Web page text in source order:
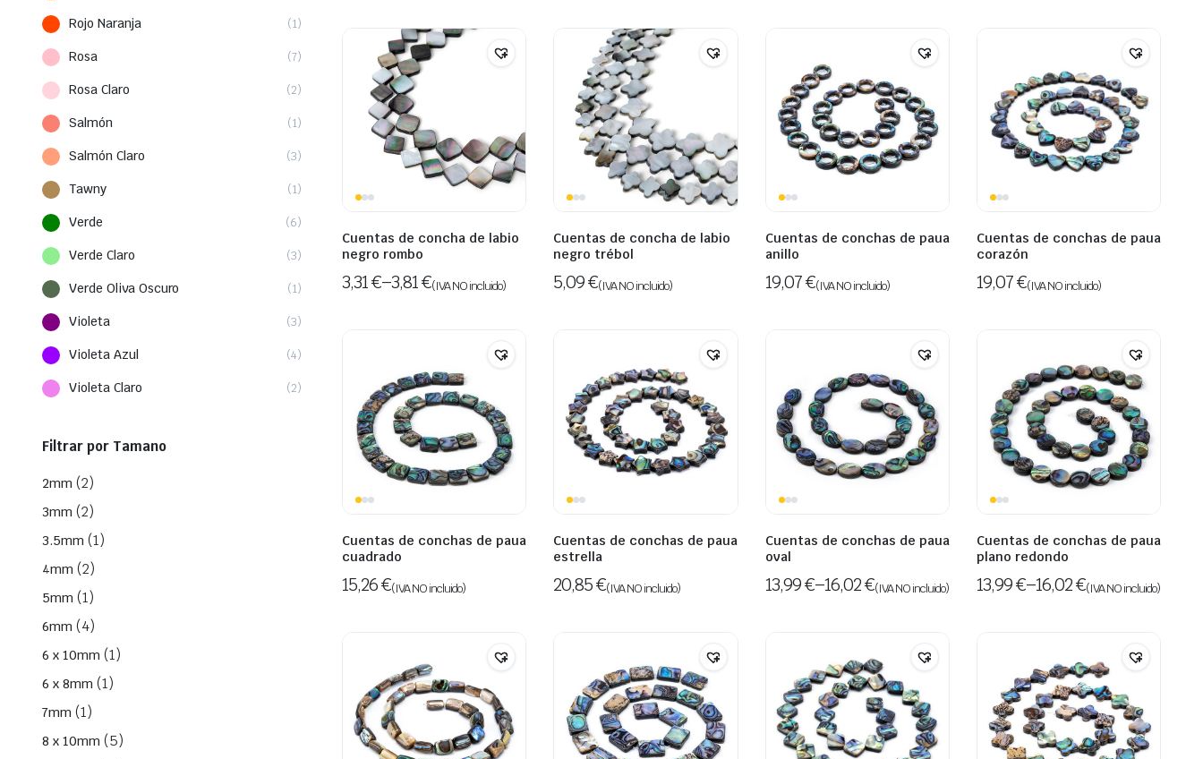
Cuentas de concha de labio
negro rombo
3,31€–3,81€(IVA NO incluido)
Cuentas de concha de labio
negro trébol
5,09€(IVA NO incluido)
Cuentas de conchas de paua
anillo
19,07€(IVA NO incluido)
Cuentas de conchas de paua
corazón
19,07€(IVA NO incluido)
Cuentas de conchas de paua
cuadrado
15,26€(IVA NO incluido)
Cuentas de conchas de paua
estrella
20,85€(IVA NO incluido)
Cuentas de conchas de paua
oval
13,99€–16,02€(IVA NO incluido)
Cuentas de conchas de paua
plano redondo
13,99€–16,02€(IVA NO incluido)
Rojo Naranja (1)
Rosa (7)
Rosa Claro (2)
Salmón (1)
Salmón Claro (3)
Tawny (1)
Verde (6)
Verde Claro (3)
Verde Oliva Oscuro (1)
Violeta (3)
Violeta Azul (4)
Violeta Claro (2)
Filtrar por Tamano
2mm (2)
3mm (2)
3.5mm (1)
4mm (2)
5mm (1)
6mm (4)
6 x 10mm (1)
6 x 8mm (1)
7mm (1)
8 x 10mm (5)